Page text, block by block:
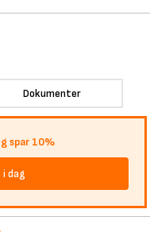
Dokumenter
spar 10%
dag